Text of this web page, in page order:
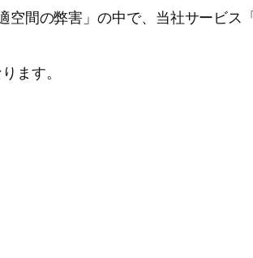
間の弊害」の中で、当社サービス「
ます。